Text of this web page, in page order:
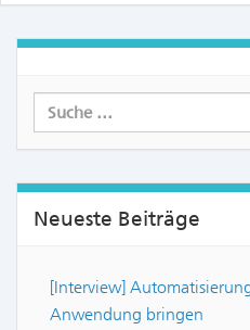
Neueste Beiträge
[Interview]
Anwendung bringen